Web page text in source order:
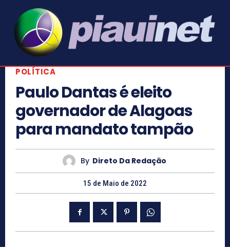
POLÍTICA
Paulo Dantas é eleito
governador de Alagoas
para mandato tampão
By Direto Da Redação
15 de Maio de 2022